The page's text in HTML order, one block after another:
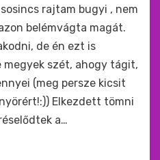
rajtam bugyi , nem
belémvágta magát.
de én ezt is
szét, ahogy tágit,
(meg persze kicsit
Elkezdett tömni
a…